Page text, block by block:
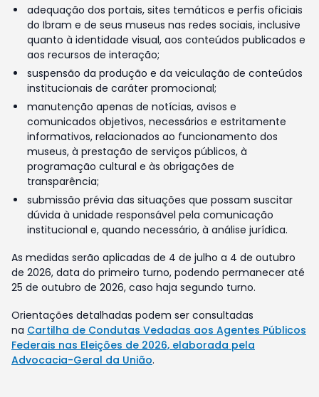
adequação dos portais, sites temáticos e perfis oficiais
do Ibram e de seus museus nas redes sociais, inclusive
quanto à identidade visual, aos conteúdos publicados e
aos recursos de interação;
suspensão da produção e da veiculação de conteúdos
institucionais de caráter promocional;
manutenção apenas de notícias, avisos e
comunicados objetivos, necessários e estritamente
informativos, relacionados ao funcionamento dos
museus, à prestação de serviços públicos, à
programação cultural e às obrigações de
transparência;
submissão prévia das situações que possam suscitar
dúvida à unidade responsável pela comunicação
institucional e, quando necessário, à análise jurídica.
As medidas serão aplicadas de 4 de julho a 4 de outubro
de 2026, data do primeiro turno, podendo permanecer até
25 de outubro de 2026, caso haja segundo turno.
Orientações detalhadas podem ser consultadas
na Cartilha de Condutas Vedadas aos Agentes Públicos
Federais nas Eleições de 2026, elaborada pela
Advocacia-Geral da União.